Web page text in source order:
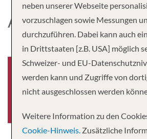
AMADOLCE
Baujahr
neben unserer Webseite
vorzuschlagen sowie Messungen
durchzuführen. Dabei kann auch
in Drittstaaten [z.B. USA] möglich
Schweizer- und EU-
werden kann und Zugriffe von
nicht ausgeschlossen werden
Weitere Information zu den
Cookie-Hinweis. Zusätzliche